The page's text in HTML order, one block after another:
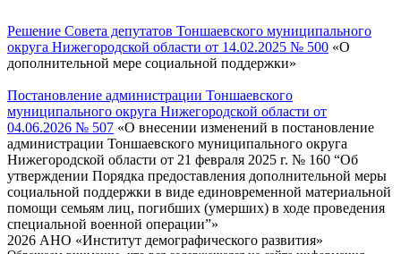
Решение Совета депутатов Тоншаевского муниципального
округа Нижегородской области от 14.02.2025 № 500 «О
дополнительной мере социальной поддержки»
Постановление администрации Тоншаевского
муниципального округа Нижегородской области от
04.06.2026 № 507 «О внесении изменений в постановление
администрации Тоншаевского муниципального округа
Нижегородской области от 21 февраля 2025 г. № 160 “Об
утверждении Порядка предоставления дополнительной меры
социальной поддержки в виде единовременной материальной
помощи семьям лиц, погибших (умерших) в ходе проведения
специальной военной операции”»
2026 АНО «Институт демографического развития»